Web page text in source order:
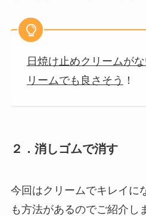
日焼け止めクリームが
リームでも良さそう ！
２．消しゴムで消す
今回はクリームでキレイに
も方法があるのでご紹介し